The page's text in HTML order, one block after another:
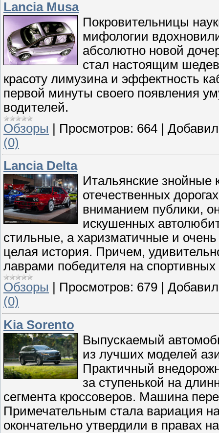
Lancia Musa
Покровительницы
мифологии
абсолютно новой
стал настоящим
красоту лимузина и эффектность
первой минуты своего появления
водителей.
Обзоры
Просмотров: 664
(0)
Lancia Delta
Итальянские знойные
отечественных
вниманием публики,
искушенных
стильные, а харизматичные и
целая история. Причем,
лаврами победителя на
Обзоры
Просмотров: 679
(0)
Kia Sorento
Выпускаемый
из лучших моделей
Практичный
за ступенькой на
сегмента кроссоверов. Машина
Примечательным стала вариация
окончательно утвердили в правах